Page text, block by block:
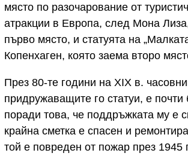
място по разочарование от
атракции в Европа, след Мона
първо място, и статуята на
Копенхаген, която заема второ
През 80-те години на XIX в.
придружаващите го статуи, е почти
поради това, че поддръжката му е
крайна сметка е спасен и
той е повреден от пожар през 1945